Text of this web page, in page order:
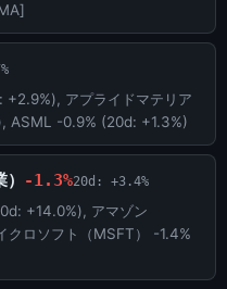
+2.9%), アプライドマテリア
ASML -0.9% (20d: +1.3%)
-1.3%20d: +3.4%
+14.0%), アマゾン
クロソフト（MSFT） -1.4%